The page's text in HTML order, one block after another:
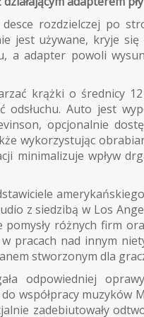
rozdzielczej po
jest używane, kryje się
a adapter powoli
krążki o średnicy
Auto jest
opcjonalnie
wykorzystując
minimalizuje wpływ
z siedzibą w Los
różnych firm
pracach nad innym
stworzonym dla
odpowiedniej
współpracy muzyków
zadebiutowały